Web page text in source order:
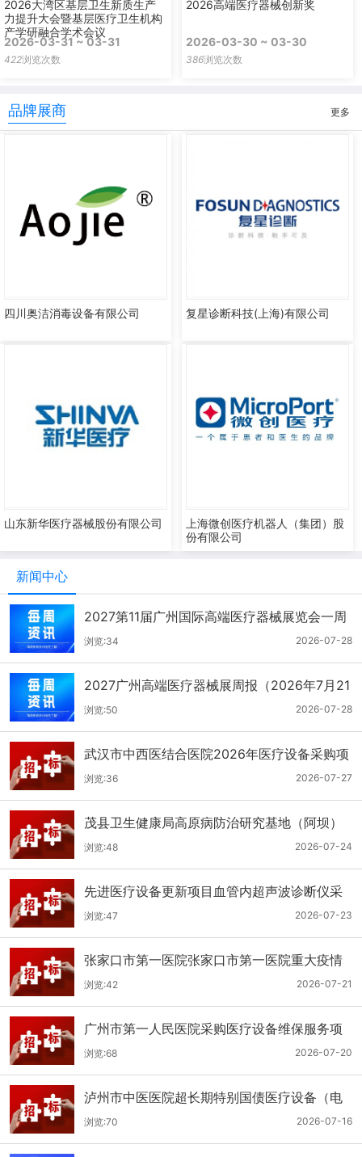
2026大湾区基层卫生新质生产
力提升大会暨基层医疗卫生机构
产学研融合学术会议
2026-03-31 ~ 03-31
422浏览次数
2026高端医疗器械创新奖
2026-03-30 ~ 03-30
386浏览次数
品牌展商 更多
四川奥洁消毒设备有限公司 复星诊断科技(上海)有限公司
山东新华医疗器械股份有限公司
上海微创医疗机器人（集团）股
份有限公司
新闻中心
2027第11届广州国际高端医疗器械展览会一周
报（7.22-7.28）
2026-07-28
浏览:34
2027广州高端医疗器械展周报（2026年7月21
-27日）
2026-07-28
浏览:50
武汉市中西医结合医院2026年医疗设备采购项
目三十三公开招标公告
2026-07-27
浏览:36
茂县卫生健康局高原病防治研究基地（阿坝）
手术、急救及生命支持类医疗设备购置项目招
标公告
2026-07-24
浏览:48
先进医疗设备更新项目血管内超声波诊断仪采
购（三次）公开招标公告
2026-07-23
浏览:47
张家口市第一医院张家口市第一医院重大疫情
救治基地手术室及重症监护室医疗设备采购项
目更正公告
2026-07-21
浏览:42
广州市第一人民医院采购医疗设备维保服务项
目（2026年第1批）(二次)（项目编号：GZSY-
2026FW-06）采购更正公告
2026-07-20
浏览:68
泸州市中医医院超长期特别国债医疗设备（电
子胃肠镜系统）采购更正公告（第二次）2026-07-16
浏览:70